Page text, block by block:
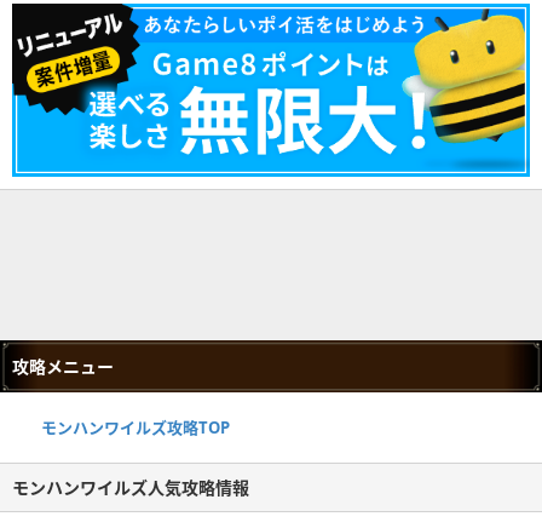
攻略メニュー
モンハンワイルズ攻略TOP
モンハンワイルズ人気攻略情報